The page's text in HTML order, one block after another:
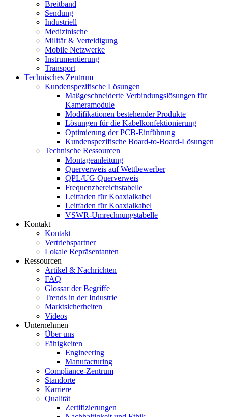
Breitband
Sendung
Industriell
Medizinische
Militär & Verteidigung
Mobile Netzwerke
Instrumentierung
Transport
Technisches Zentrum
Kundenspezifische Lösungen
Maßgeschneiderte Verbindungslösungen für
Kameramodule
Modifikationen bestehender Produkte
Lösungen für die Kabelkonfektionierung
Optimierung der PCB-Einführung
Kundenspezifische Board-to-Board-Lösungen
Technische Ressourcen
Montageanleitung
Querverweis auf Wettbewerber
QPL/UG Querverweis
Frequenzbereichstabelle
Leitfaden für Koaxialkabel
Leitfaden für Koaxialkabel
VSWR-Umrechnungstabelle
Kontakt
Kontakt
Vertriebspartner
Lokale Repräsentanten
Ressourcen
Artikel & Nachrichten
FAQ
Glossar der Begriffe
Trends in der Industrie
Marktsicherheiten
Videos
Unternehmen
Über uns
Fähigkeiten
Engineering
Manufacturing
Compliance-Zentrum
Standorte
Karriere
Qualität
Zertifizierungen